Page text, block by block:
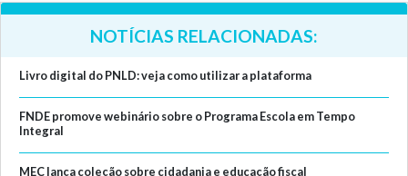
NOTÍCIAS RELACIONADAS:
Livro digital do PNLD: veja como utilizar a plataforma
FNDE promove webinário sobre o Programa Escola em Tempo
Integral
MEC lança coleção sobre cidadania e educação fiscal